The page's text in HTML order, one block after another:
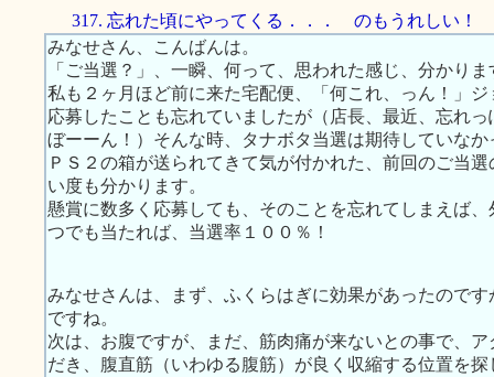
317. 忘れた頃にやってくる．．． のもうれしい！
みなせさん、こんばんは。
「ご当選？」、一瞬、何って、思われた感じ、分かりま
私も２ヶ月ほど前に来た宅配便、「何これ、っん！」
応募したことも忘れていましたが（店長、最近、忘れ
ぼーーん！）そんな時、タナボタ当選は期待していな
ＰＳ２の箱が送られてきて気が付かれた、前回のご当
い度も分かります。
懸賞に数多く応募しても、そのことを忘れてしまえば
つでも当たれば、当選率１００％！
みなせさんは、まず、ふくらはぎに効果があったので
ですね。
次は、お腹ですが、まだ、筋肉痛が来ないとの事で、
だき、腹直筋（いわゆる腹筋）が良く収縮する位置を探